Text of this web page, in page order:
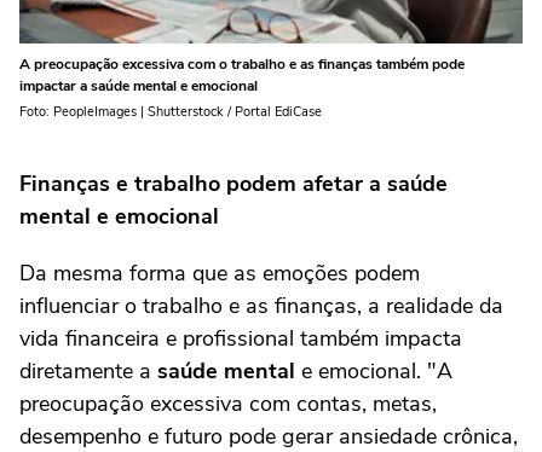
A preocupação excessiva com o trabalho e as finanças também pode
impactar a saúde mental e emocional
Foto: PeopleImages | Shutterstock / Portal EdiCase
Finanças e trabalho podem afetar a saúde
mental e emocional
Da mesma forma que as emoções podem
influenciar o trabalho e as finanças, a realidade da
vida financeira e profissional também impacta
diretamente a saúde mental e emocional. "A
preocupação excessiva com contas, metas,
desempenho e futuro pode gerar ansiedade crônica,